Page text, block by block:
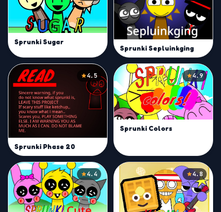
Sprunki Sugar
Sprunki Sepluinkging
4.5
Sprunki Phase 20
4.9
Sprunki Colors
4.4 4.8